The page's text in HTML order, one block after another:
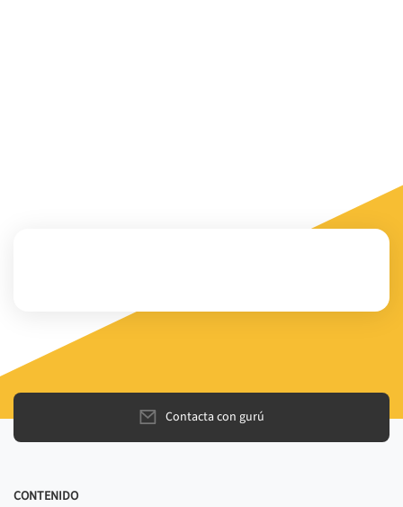
Contacta con gurú
CONTENIDO